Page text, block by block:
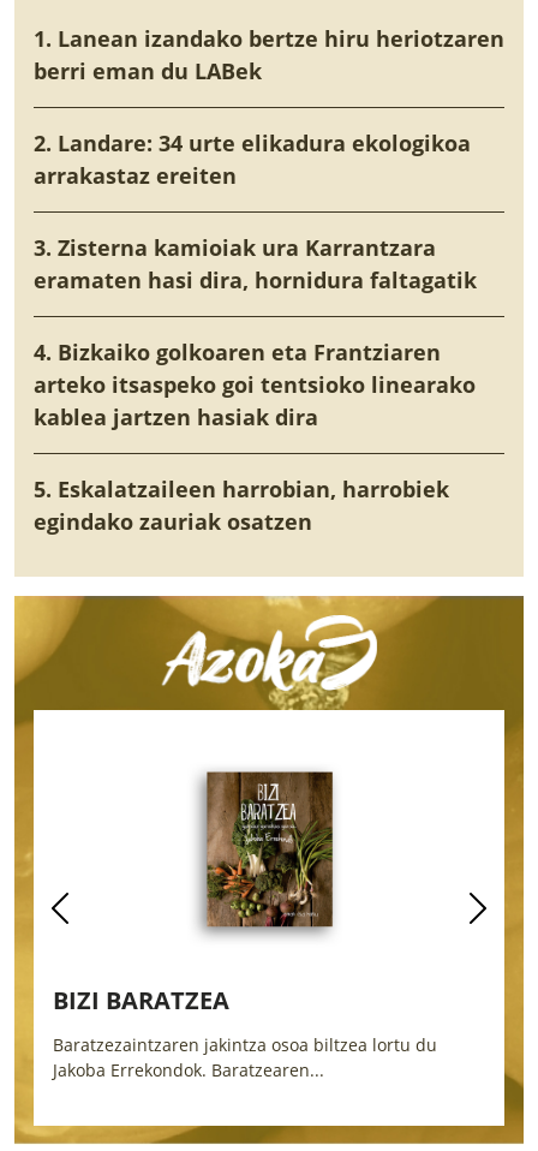
1. Lanean izandako bertze hiru heriotzaren
berri eman du LABek
2. Landare: 34 urte elikadura ekologikoa
arrakastaz ereiten
3. Zisterna kamioiak ura Karrantzara
eramaten hasi dira, hornidura faltagatik
4. Bizkaiko golkoaren eta Frantziaren
arteko itsaspeko goi tentsioko linearako
kablea jartzen hasiak dira
5. Eskalatzaileen harrobian, harrobiek
egindako zauriak osatzen
BIZI BARATZEA
Baratzezaintzaren jakintza osoa biltzea lortu du
Jakoba Errekondok. Baratzearen...